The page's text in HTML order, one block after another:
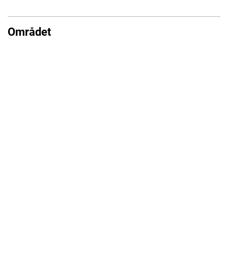
Området